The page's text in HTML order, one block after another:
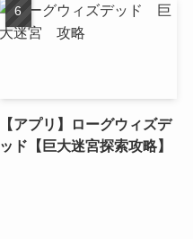
【アプリ】ローグウィズデ
ッド【巨大迷宮探索攻略】